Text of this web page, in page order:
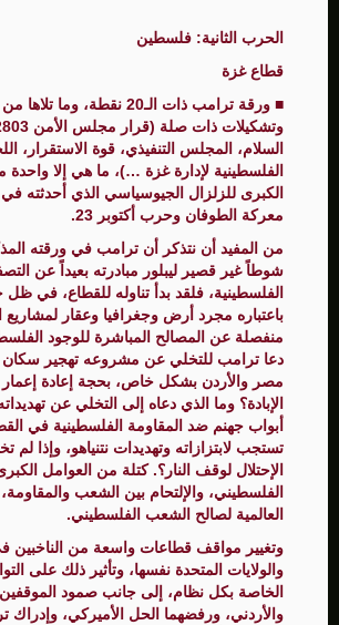
الحرب الثانية: فلسطين
قطاع غزة
■ ورقة ترامب ذات الـ20 نقطة، وما
السلام، المجلس التنفيذي، قوة الاستقرار،
الفلسطينية لإدارة غزة …)، ما هي إلا واحدة
الكبرى للزلزال الجيوسياسي الذي أحدثته
معركة الطوفان وحرب أكتوبر 23.
من المفيد أن نتذكر أن ترامب في ورقته
شوطاً غير قصير ليبلور مبادرته بعيداً عن
الفلسطينية، فلقد بدأ تناوله للقطاع، في ظل
باعتباره مجرد أرض وجغرافيا وعقار لمشاريع
منفصلة عن المصالح المباشرة للوجود
دعا ترامب للتخلي عن مشروعه تهجير سكان
مصر والأردن بشكل خاص، بحجة إعادة
الإبادة؟ وما الذي دعاه إلى التخلي عن
أبواب جهنم ضد المقاومة الفلسطينية في
تستجب لابتزازاته وتهديدات نتنياهو، وإذا
الإحتلال لوقف النار؟. كتلة من العوامل
الفلسطيني، والإلتحام بين الشعب والمقاومة،
العالمية لصالح الشعب الفلسطيني.
وتغيير مواقف قطاعات واسعة من الناخبين
والولايات المتحدة نفسها، وتأثير ذلك على
الخاصة بكل نظام، إلى جانب صمود
والأردني، ورفضهما الحل الأميركي، وإدراك